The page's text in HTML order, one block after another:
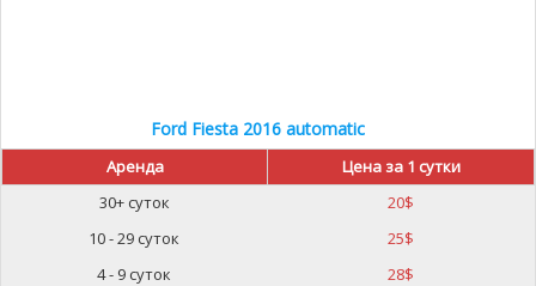
Ford Fiesta 2016 automatic
Аренда
Цена за 1 сутки
30+ суток
20$
10 - 29 суток
25$
4 - 9 суток
28$